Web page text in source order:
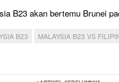
B23 akan bertemu Brunei
B23 MALAYSIA B23 VS